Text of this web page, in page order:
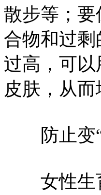
散步等；
合物和过
过高，可
皮肤，从
防止变“
女性生育